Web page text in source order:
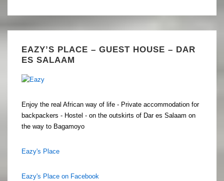
EAZY’S PLACE – GUEST HOUSE – DAR
ES SALAAM
Enjoy the real African way of life - Private accommodation for
backpackers - Hostel - on the outskirts of Dar es Salaam on
the way to Bagamoyo
Eazy's Place
Eazy's Place on Facebook